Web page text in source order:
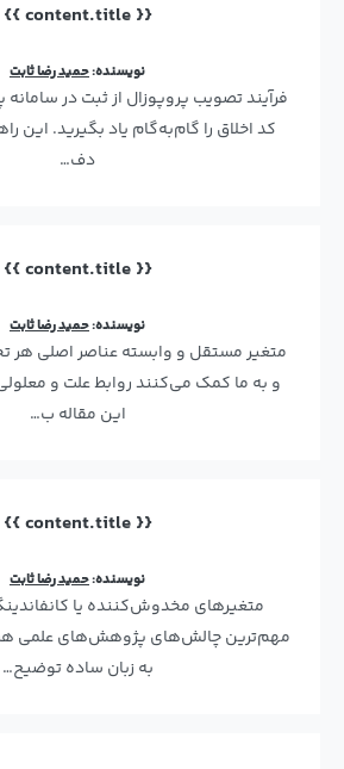
{{ content.title }}
نویسنده:حمید رضا ثابت
فرآیند تصویب پروپوزال از ثبت در سامانه
کد اخلاق را گام‌به‌گام یاد بگیرید. این
دف…
{{ content.title }}
نویسنده:حمید رضا ثابت
متغیر مستقل و وابسته عناصر اصلی هر
و به ما کمک می‌کنند روابط علت و
این مقاله ب…
{{ content.title }}
نویسنده:حمید رضا ثابت
متغیرهای مخدوش‌کننده یا
مهم‌ترین چالش‌های پژوهش‌های علمی
به زبان ساده توضیح…